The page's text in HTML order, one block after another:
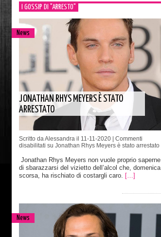
I GOSSIP DI "ARRESTO"
News
JONATHAN RHYS MEYERS È STATO
ARRESTATO
Scritto da Alessandra il 11-11-2020 | Commenti
disabilitati su Jonathan Rhys Meyers è stato arrestato
Jonathan Rhys Meyers non vuole proprio saperne
di sbarazzarsi del vizietto dell’alcol che, domenica
scorsa, ha rischiato di costargli caro. […]
News